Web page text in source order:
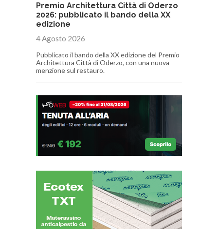
Premio Architettura Città di Oderzo
2026: pubblicato il bando della XX
edizione
4 Agosto 2026
Pubblicato il bando della XX edizione del Premio
Architettura Città di Oderzo, con una nuova
menzione sul restauro.